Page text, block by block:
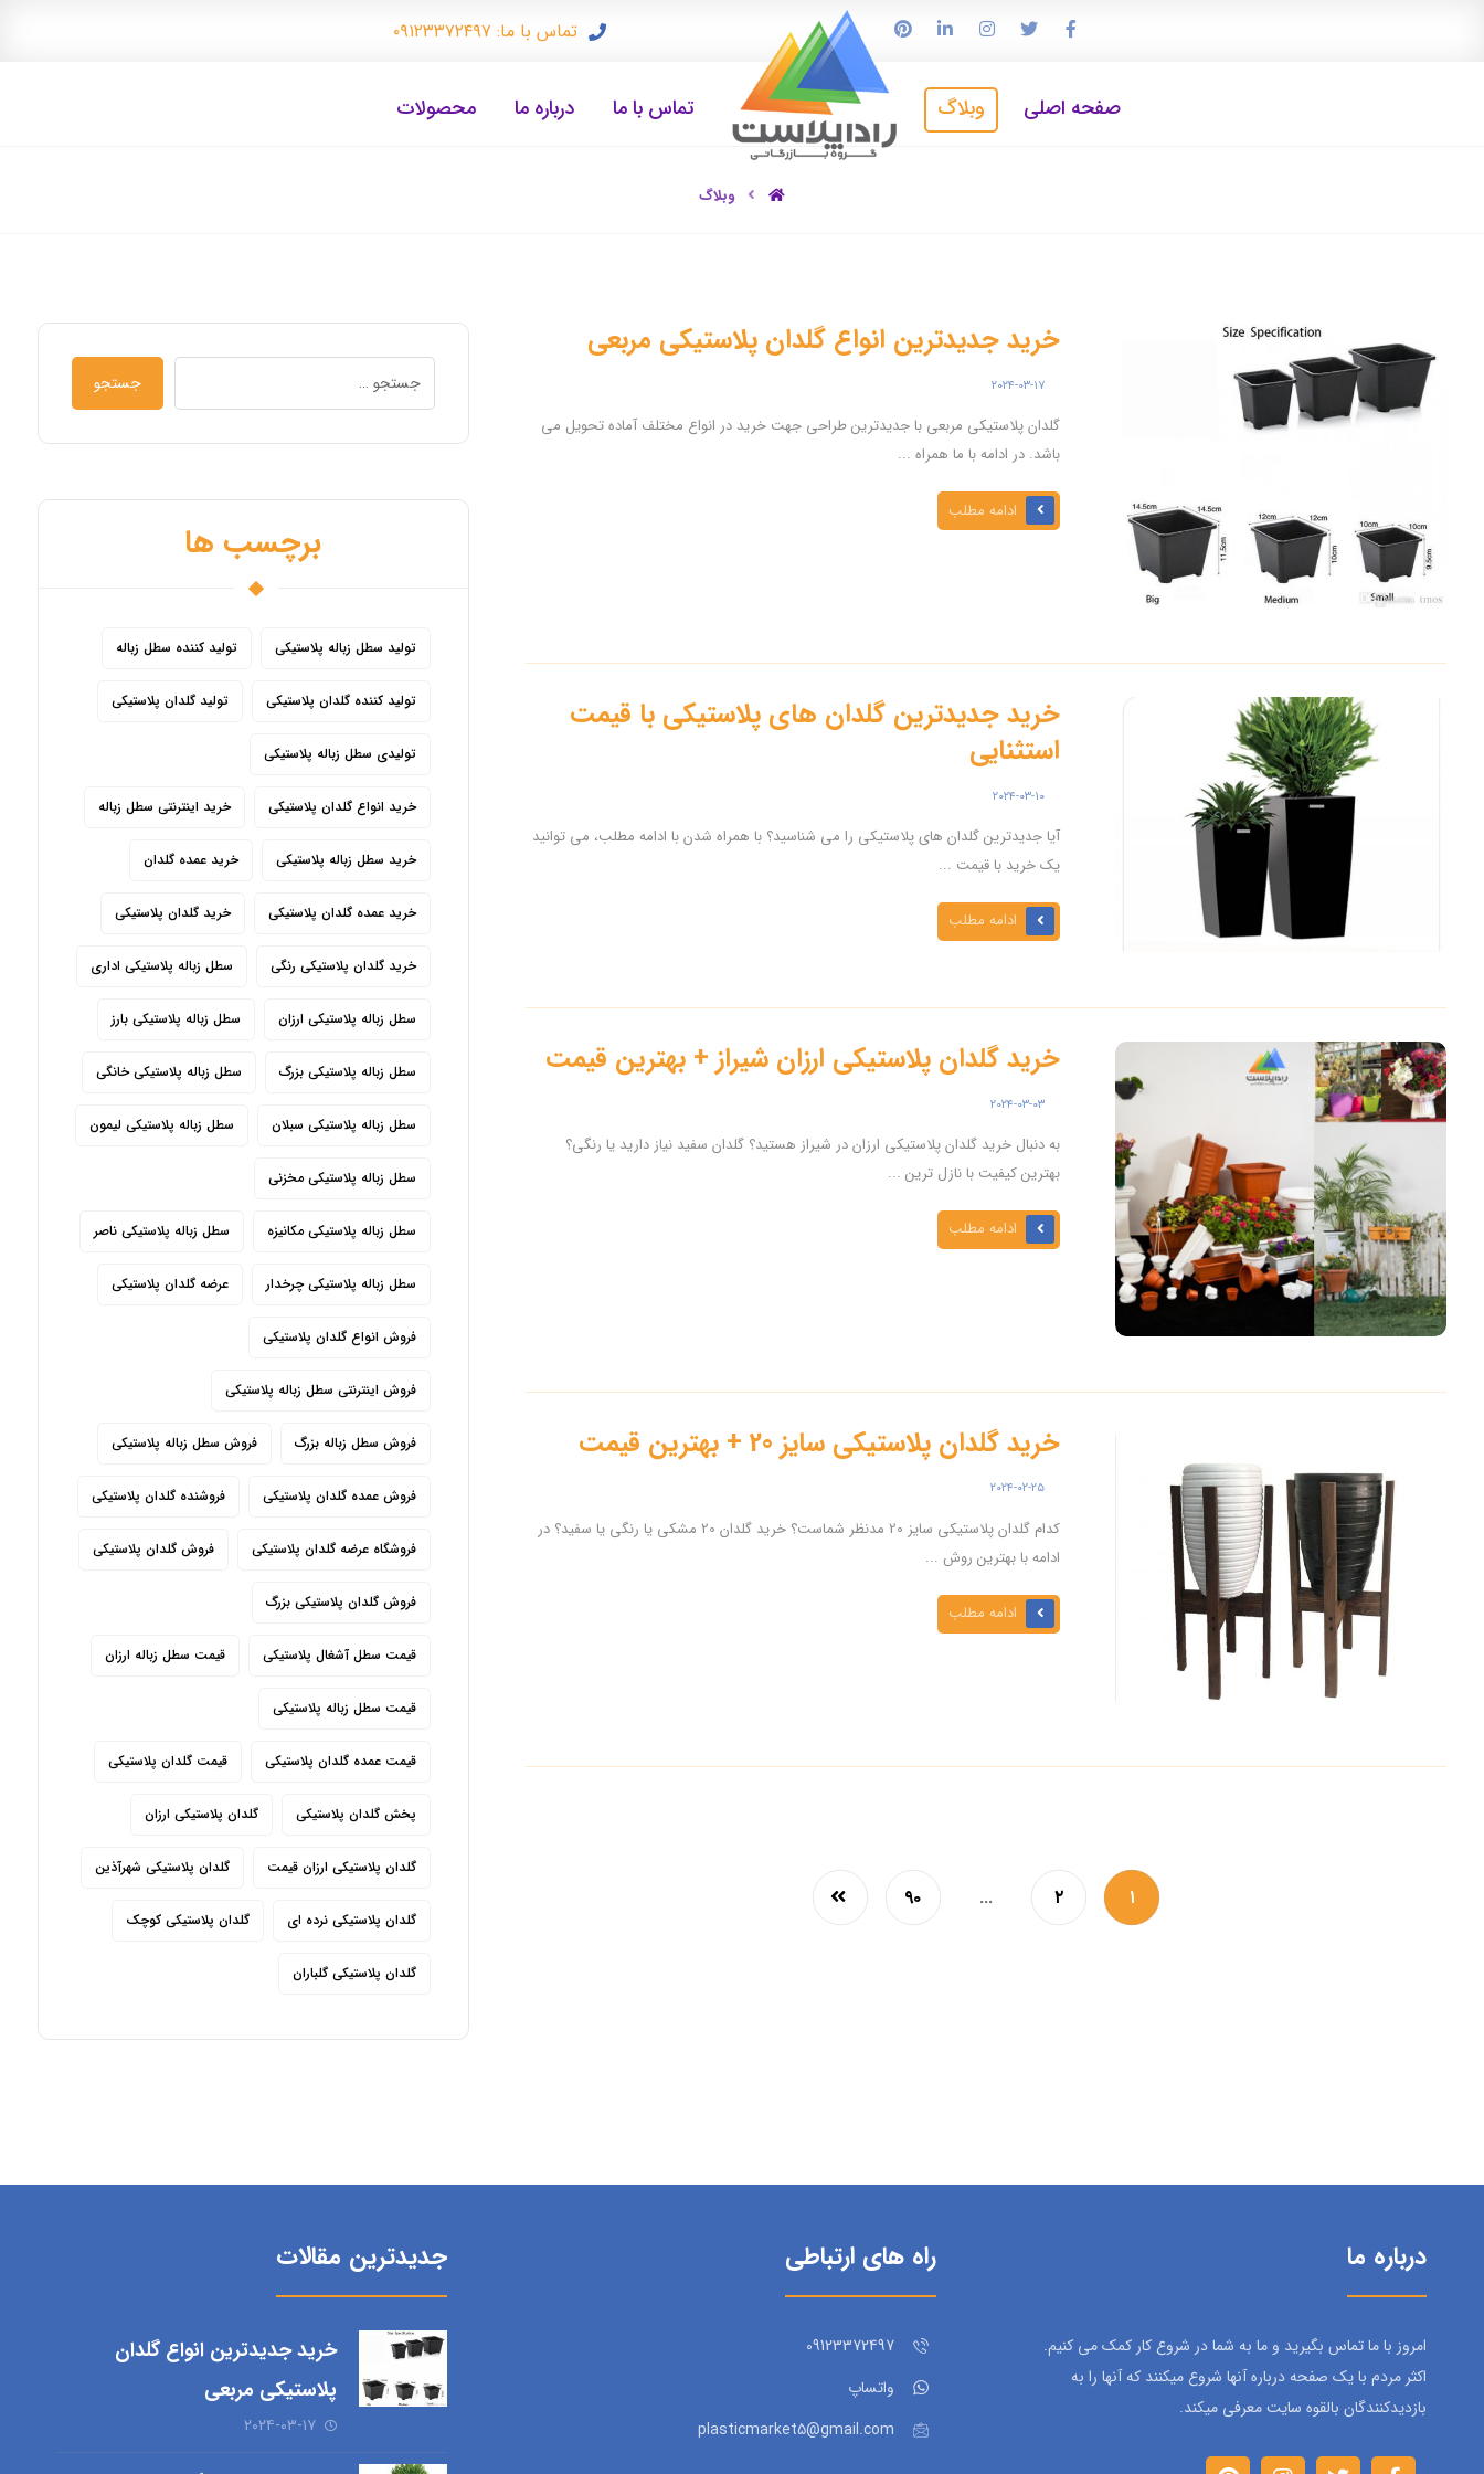
تماس با ما: ۰۹۱۲۳۳۷۲۴۹۷
تماس با ما درباره ما محصولات صفحه اصلی وبلاگ
وبلاگ
خرید جدیدترین انواع گلدان پلاستیکی مربعی
۲۰۲۴-۰۳-۱۷
گلدان پلاستیکی مربعی با جدیدترین طراحی جهت خرید در انواع مختلف آماده تحویل می
باشد. در ادامه با ما همراه ...
ادامه مطلب
خرید جدیدترین گلدان های پلاستیکی با قیمت
استثنایی
۲۰۲۴-۰۳-۱۰
آیا جدیدترین گلدان های پلاستیکی را می شناسید؟ با همراه شدن با ادامه مطلب، می توانید
یک خرید با قیمت ...
ادامه مطلب
خرید گلدان پلاستیکی ارزان شیراز + بهترین قیمت
۲۰۲۴-۰۳-۰۳
به دنبال خرید گلدان پلاستیکی ارزان در شیراز هستید؟ گلدان سفید نیاز دارید یا رنگی؟
بهترین کیفیت با نازل ترین ...
ادامه مطلب
خرید گلدان پلاستیکی سایز 20 + بهترین قیمت
۲۰۲۴-۰۲-۲۵
کدام گلدان پلاستیکی سایز 20 مدنظر شماست؟ خرید گلدان 20 مشکی یا رنگی یا سفید؟ در
ادامه با بهترین روش ...
ادامه مطلب
۱ ۲ … ۹۰
جستجو
برچسب ها
تولید سطل زباله پلاستیکی تولید کننده سطل زباله
تولید کننده گلدان پلاستیکی تولید گلدان پلاستیکی
تولیدی سطل زباله پلاستیکی
خرید انواع گلدان پلاستیکی خرید اینترنتی سطل زباله
خرید سطل زباله پلاستیکی خرید عمده گلدان
خرید عمده گلدان پلاستیکی خرید گلدان پلاستیکی
خرید گلدان پلاستیکی رنگی سطل زباله پلاستیکی اداری
سطل زباله پلاستیکی ارزان سطل زباله پلاستیکی بارز
سطل زباله پلاستیکی بزرگ سطل زباله پلاستیکی خانگی
سطل زباله پلاستیکی سبلان سطل زباله پلاستیکی لیمون
سطل زباله پلاستیکی مخزنی
سطل زباله پلاستیکی مکانیزه سطل زباله پلاستیکی ناصر
سطل زباله پلاستیکی چرخدار عرضه گلدان پلاستیکی
فروش انواع گلدان پلاستیکی
فروش اینترنتی سطل زباله پلاستیکی
فروش سطل زباله بزرگ فروش سطل زباله پلاستیکی
فروش عمده گلدان پلاستیکی فروشنده گلدان پلاستیکی
فروشگاه عرضه گلدان پلاستیکی فروش گلدان پلاستیکی
فروش گلدان پلاستیکی بزرگ
قیمت سطل آشغال پلاستیکی قیمت سطل زباله ارزان
قیمت سطل زباله پلاستیکی
قیمت عمده گلدان پلاستیکی قیمت گلدان پلاستیکی
پخش گلدان پلاستیکی گلدان پلاستیکی ارزان
گلدان پلاستیکی ارزان قیمت گلدان پلاستیکی شهرآذین
گلدان پلاستیکی نرده ای گلدان پلاستیکی کوچک
گلدان پلاستیکی گلباران
درباره ما
امروز با ما تماس بگیرید و ما به شما در شروع کار کمک می کنیم.
اکثر مردم با یک صفحه درباره آنها شروع میکنند که آنها را به
بازدیدکنندگان بالقوه سایت معرفی میکند.
راه های ارتباطی
09123372497
واتساپ
plasticmarket5@gmail.com
جدیدترین مقالات
خرید جدیدترین انواع گلدان
پلاستیکی مربعی
۲۰۲۴-۰۳-۱۷